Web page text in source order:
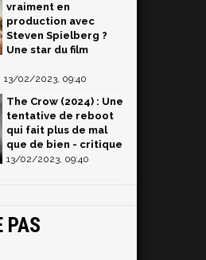
vraiment en
production avec
Steven Spielberg ?
Une star du film
13/02/2023, 09:40
The Crow (2024) : Une
tentative de reboot
qui fait plus de mal
que de bien - critique
13/02/2023, 09:40
PAS